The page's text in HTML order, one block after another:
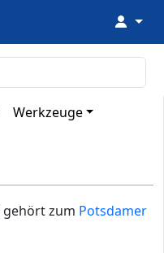
↓
Werkzeuge
gehört zum Potsdamer